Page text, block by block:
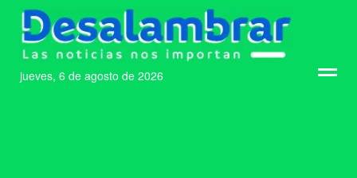
jueves, 6 de agosto de 2026